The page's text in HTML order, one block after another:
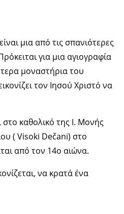
μια από τις σπανιότερες
για μια αγιογραφία
μοναστήρια του
τον Ιησού Χριστό να
στο καθολικό της Ι. Μονής
( Visoki Dečani) στο
από τον 14ο αιώνα.
να κρατά ένα